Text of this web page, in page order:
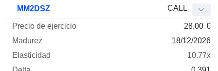
MM2DSZ CALL
28,00 €
18/12/2026
10.77x